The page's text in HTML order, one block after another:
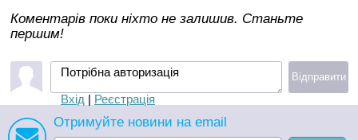
Коментарів поки ніхто не залишив. Станьте
першим!
Потрібна авторизація
Вхід | Реєстрація
Відправити
Отримуйте новини на email